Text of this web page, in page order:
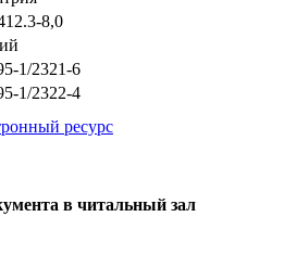
8,0
1/2321-6
1/2322-4
ресурс
в читальный зал